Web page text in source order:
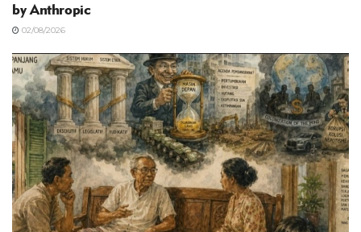
by Anthropic
02/08/2026